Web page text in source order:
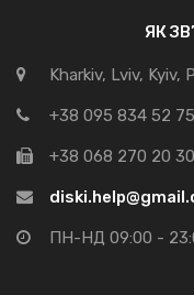
ЯК
Kharkiv, Lviv, Kyiv,
+38 095 834 52 75
+38 068 270 20 30
ПН-НД 09:00 -